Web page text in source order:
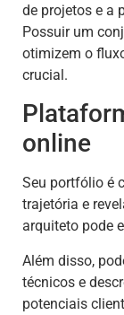
de projetos e a
Possuir um
otimizem o
crucial.
online
Seu portfólio é
trajetória e
arquiteto pode
Além disso,
técnicos e
potenciais